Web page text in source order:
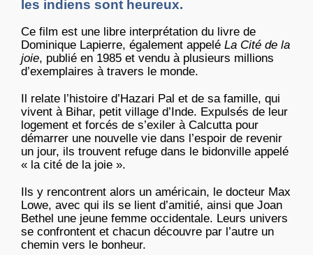
les indiens sont heureux.
Ce film est une libre interprétation du livre de
Dominique Lapierre, également appelé La Cité de la
joie, publié en 1985 et vendu à plusieurs millions
d’exemplaires à travers le monde.
Il relate l’histoire d’Hazari Pal et de sa famille, qui
vivent à Bihar, petit village d’Inde. Expulsés de leur
logement et forcés de s’exiler à Calcutta pour
démarrer une nouvelle vie dans l’espoir de revenir
un jour, ils trouvent refuge dans le bidonville appelé
« la cité de la joie ».
Ils y rencontrent alors un américain, le docteur Max
Lowe, avec qui ils se lient d’amitié, ainsi que Joan
Bethel une jeune femme occidentale. Leurs univers
se confrontent et chacun découvre par l’autre un
chemin vers le bonheur.